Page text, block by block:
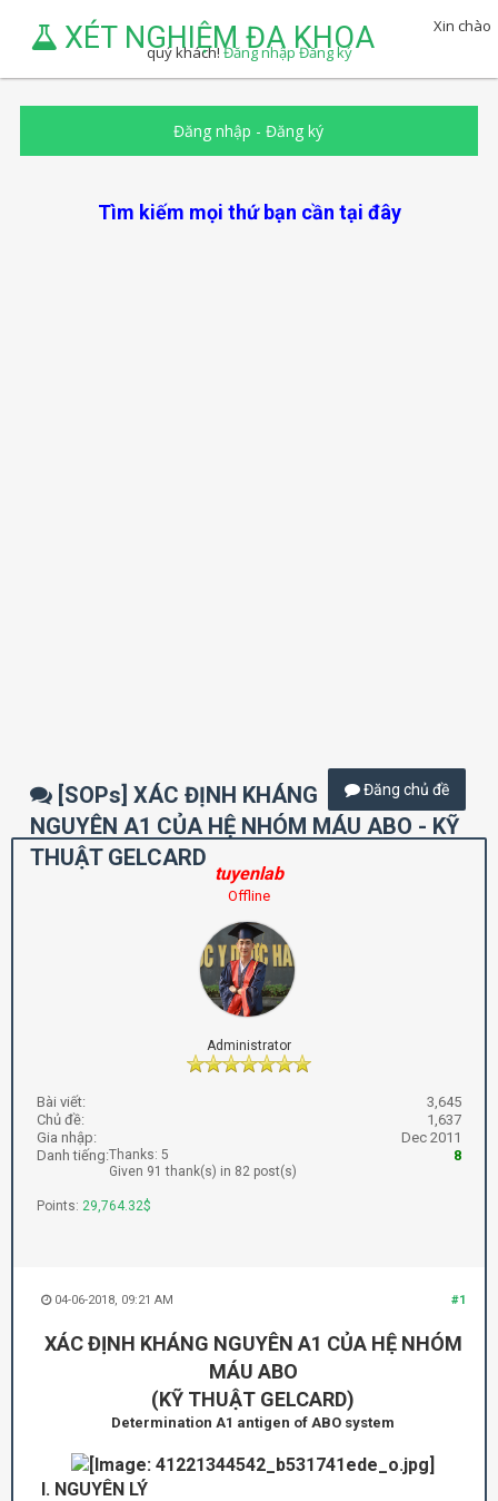
XÉT NGHIỆM ĐA KHOA
Xin chào
quý khách!Đăng nhậpĐăng ký
Đăng nhập -Đăng ký
Tìm kiếm mọi thứ bạn cần tại đây
Đăng chủ đề
[SOPs] XÁC ĐỊNH KHÁNG
NGUYÊN A1 CỦA HỆ NHÓM MÁU ABO - KỸ
THUẬT GELCARD
tuyenlab
Offline
Administrator
Bài viết:
3,645
Chủ đề:
1,637
Gia nhập:
Dec 2011
Danh tiếng:
8
Thanks: 5
Given 91 thank(s) in 82 post(s)
Points: 29,764.32$
#1
04-06-2018, 09:21 AM
XÁC ĐỊNH KHÁNG NGUYÊN A1 CỦA HỆ NHÓM
MÁU ABO
(KỸ THUẬT GELCARD)
Determination A1 antigen of ABO system
I. NGUYÊN LÝ